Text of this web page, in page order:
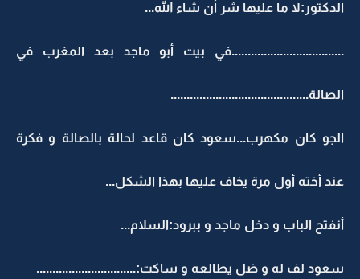
الدكتور:لا ما عليها شر أن شاء الله...
...................................في بيت أبو ماجد بعد المغرب في
الصالة...........................................
الجو كان مكهرب...سعود كان قاعد لحالة بالصالة و فكرة
عند أخته أول مرة يخاف عليها بهذا الشكل...
أنفتح الباب و دخل ماجد و ببرود:السلام...
سعود لف له و ضل يطالعه و ساكت:...............................